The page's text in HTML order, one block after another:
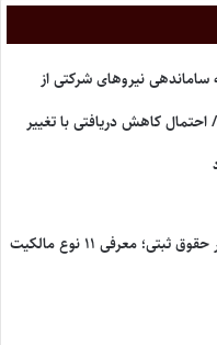
ساماندهی نیروهای شرکتی از
کاهش دریافتی با تغییر
انواع مالکیت املاک در حقوق ثبتی؛ معرفی ۱۱ نوع مالکیت